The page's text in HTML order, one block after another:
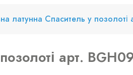
латунна Спаситель у позолоті
арт.